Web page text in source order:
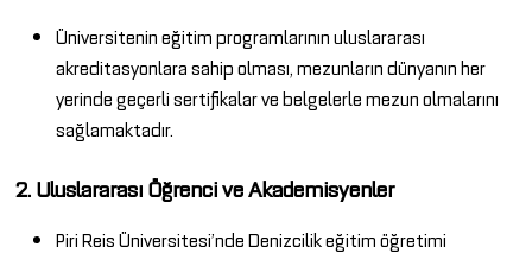
Üniversitenin eğitim programlarının uluslararası
akreditasyonlara sahip olması, mezunların dünyanın her
yerinde geçerli sertifikalar ve belgelerle mezun olmalarını
sağlamaktadır.
2. Uluslararası Öğrenci ve Akademisyenler
Piri Reis Üniversitesi’nde Denizcilik eğitim öğretimi